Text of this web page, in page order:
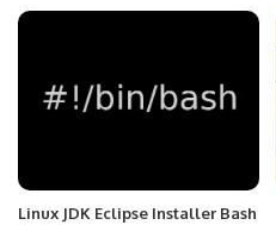
Linux JDK Eclipse Installer Bash